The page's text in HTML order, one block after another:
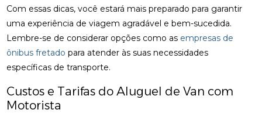
Com essas dicas, você estará mais preparado para garantir
uma experiência de viagem agradável e bem-sucedida.
Lembre-se de considerar opções como as empresas de
ônibus fretado para atender às suas necessidades
específicas de transporte.
Custos e Tarifas do Aluguel de Van com
Motorista